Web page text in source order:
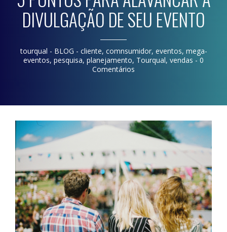
DIVULGAÇÃO DE SEU EVENTO
tourqual - BLOG - cliente, comnsumidor, eventos, mega-
eventos, pesquisa, planejamento, Tourqual, vendas - 0
Comentários